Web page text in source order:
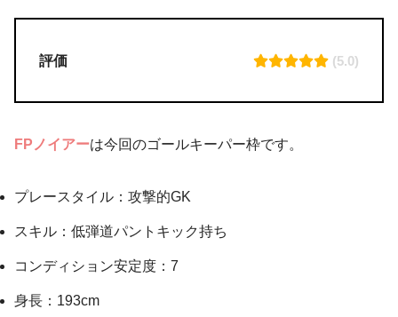
評価 (5.0)
FPノイアーは今回のゴールキーパー枠です。
プレースタイル：攻撃的GK
スキル：低弾道パントキック持ち
コンディション安定度：7
身長：193cm